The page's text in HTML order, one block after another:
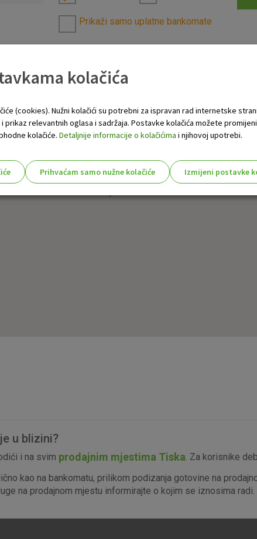
Prikaži samo uplatne bankomate
u blizini?
i na svim prodajnim mjestima Tiska. Za korisnike
kao na bankomatu, prilikom podizanja gotovine na
na prodajnom mjestu informirajte o kojim se iznosima radi.
kolačića
(cookies). Nužni kolačići su potrebni za ispravan rad internetske
relevantnih oglasa i sadržaja. Postavke kolačića možete
kolačiće. Detaljnije informacije o kolačićima i njihovoj upotrebi.
Prihvaćam samo nužne kolačiće
Izmijeni postavke
Marketinški